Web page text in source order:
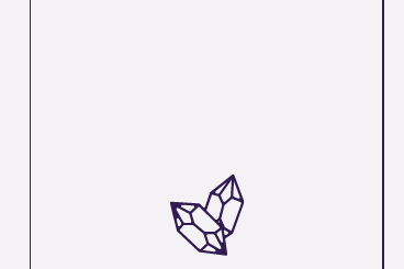
AUTHENTIQUES ET DE QUALITÉ :
Nous sélectionnons rigoureusement nos
minéraux pour vous offrir des pierres 100 %